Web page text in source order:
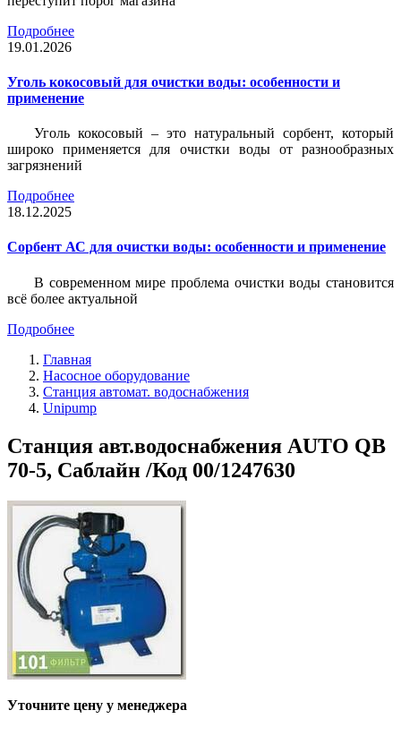
Подробнее
19.01.2026
Уголь кокосовый для очистки воды: особенности и
применение
Уголь кокосовый – это натуральный сорбент, который
широко применяется для очистки воды от разнообразных
загрязнений
Подробнее
18.12.2025
Сорбент АС для очистки воды: особенности и применение
В современном мире проблема очистки воды становится
всё более актуальной
Подробнее
Главная
Насосное оборудование
Станция автомат. водоснабжения
Unipump
Станция авт.водоснабжения AUTO QB
70-5, Саблайн /Код 00/1247630
Уточните цену у менеджера